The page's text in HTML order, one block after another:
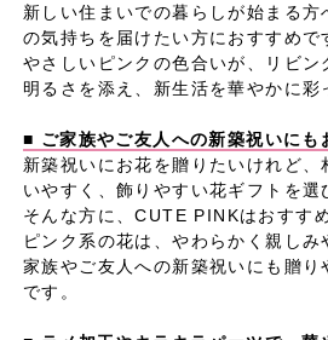
新しい住まいでの暮らしが始まる方
の気持ちを届けたい方におすすめで
やさしいピンクの色合いが、リビン
明るさを添え、新生活を華やかに彩
■ ご家族やご友人への新築祝いにも
新築祝いにお花を贈りたいけれど、
いやすく、飾りやすい花ギフトを選
そんな方に、CUTE PINKはおすす
ピンク系の花は、やわらかく親し
家族やご友人への新築祝いにも贈り
です。